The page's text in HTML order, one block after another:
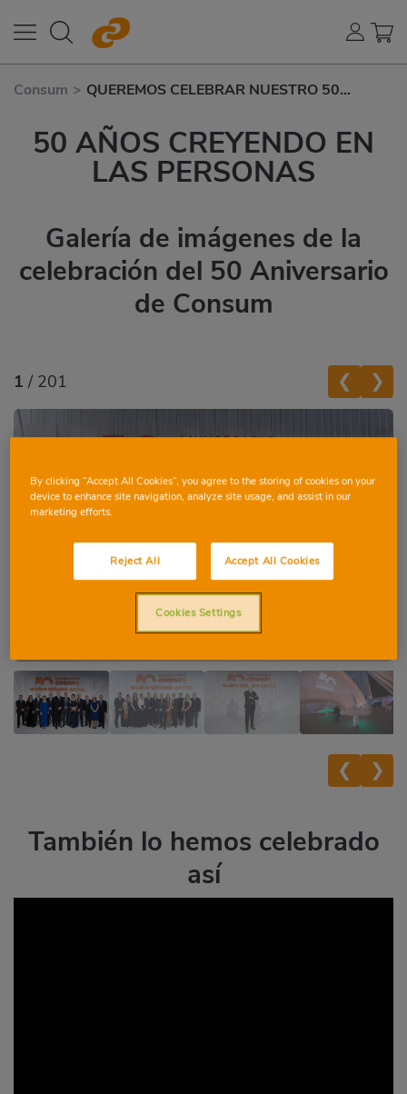
Consum > QUEREMOS CELEBRAR NUESTRO 50
50 AÑOS CREYENDO EN
LAS PERSONAS
Galería de imágenes de la
celebración del 50 Aniversario
de Consum
1 / 201 ❮ ❯
❮ ❯
También lo hemos celebrado
así
By clicking “Accept All Cookies”, you agree to the storing of cookies on your
device to enhance site navigation, analyze site usage, and assist in our
marketing efforts.
Reject All Accept All Cookies
Cookies Settings